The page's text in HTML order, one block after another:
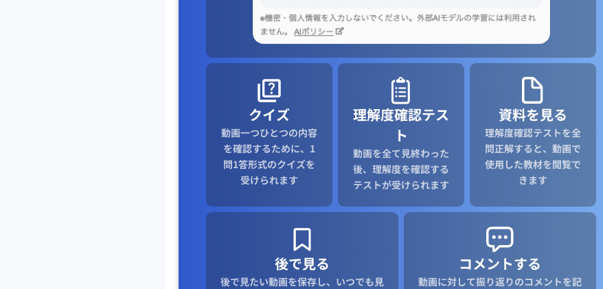
クイズ
動画一つひとつの内容
を確認するために、1
問1答形式のクイズを
受けられます
理解度確認テス
ト
動画を全て見終わった
後、理解度を確認する
テストが受けられます
資料を見る
理解度確認テストを全
問正解すると、動画で
使用した教材を閲覧で
きます
後で見る
後で見たい動画を保存し、いつでも見
コメントする
動画に対して振り返りのコメントを記